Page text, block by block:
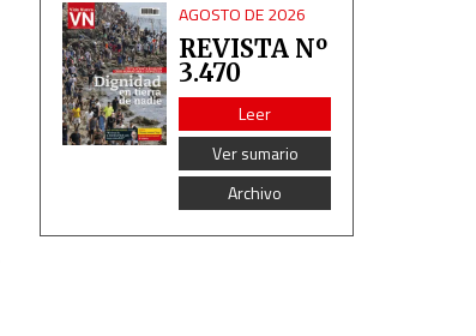
AGOSTO DE 2026
REVISTA Nº
3.470
Leer
Ver sumario
Archivo